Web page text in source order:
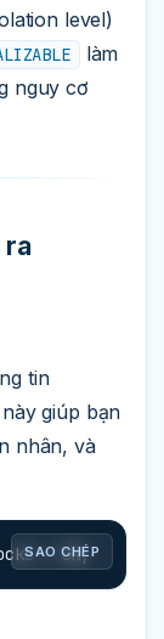
level)
làm
nguy cơ
ra
tin
giúp bạn
nhân, và
SAO CHÉP
= ON;